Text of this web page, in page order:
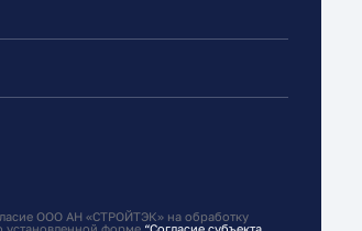
ООО АН «СТРОЙТЭК» на обработку